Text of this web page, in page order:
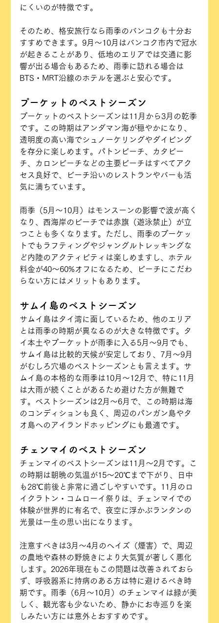
にくいのが特徴です。
そのため、格安旅行なら雨季のバンコクも十分お
すすめできます。9月〜10月はバンコク市内で冠水
が起きることがあり、低地のエリアでは交通に影
響が出る場合もあるため、雨季に訪れる場合は
BTS・MRT沿線のホテルを選ぶと安心です。
プーケットのベストシーズン
プーケットのベストシーズンは11月から3月の乾季
です。この時期はアンダマン海が穏やかになり、
透明度の高い海でシュノーケリングやダイビング
を存分に楽しめます。パトンビーチ、カタビー
チ、カロンビーチなどの主要ビーチはすべてアク
セス良好で、ビーチ沿いのレストランやバーも活
気に満ちています。
雨季（5月〜10月）はモンスーンの影響で波が高く
なり、西海岸のビーチでは赤旗（遊泳禁止）が立
つことも多くなります。ただし、雨季のプーケッ
トでもラフティングやジャングルトレッキングな
ど内陸のアクティビティは楽しめますし、ホテル
料金が40〜60%オフになるため、ビーチにこだわ
らない方にはメリットもあります。
サムイ島のベストシーズン
サムイ島はタイ湾に面しているため、他のエリア
とは雨季の時期が異なるのが大きな特徴です。タ
イ本土やプーケットが雨季に入る5月〜9月でも、
サムイ島は比較的天候が安定しており、7月〜9月
がむしろ穴場のベストシーズンとも言えます。サ
ムイ島の本格的な雨季は10月〜12月で、特に11月
は大雨が続くことがあるため避けた方が無難で
す。ベストシーズンは2月〜6月で、この時期は海
のコンディションも良く、周辺のパンガン島やタ
オ島へのアイランドホッピングにも最適です。
チェンマイのベストシーズン
チェンマイのベストシーズンは11月〜2月です。こ
の時期は朝晩の気温が15〜20℃まで下がり、日中
も28℃前後と非常に過ごしやすいです。11月のロ
イクラトン・コムローイ祭りは、チェンマイでの
体験が世界的に有名で、夜空に浮かぶランタンの
光景は一生の思い出になります。
注意すべきは3月〜4月のヘイズ（煙害）で、周辺
の農地や森林の野焼きにより大気質が著しく悪化
します。2026年現在もこの問題は改善されておら
ず、呼吸器系に持病のある方は特に避けるべき時
期です。雨季（6月〜10月）のチェンマイは緑が美
しく、観光客も少ないため、静かにお寺巡りを楽
しみたい方には意外とおすすめです。